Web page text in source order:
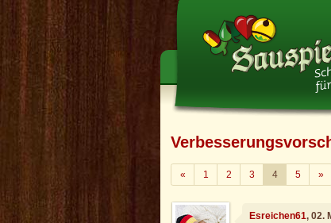
«Zurück
1 2 3 4 5 »
Esreichen61, 02.